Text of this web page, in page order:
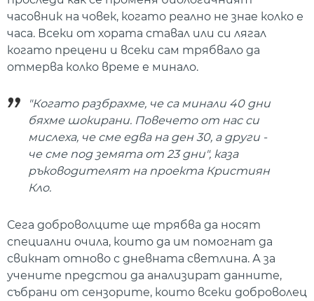
часовник на човек, когато реално не знае колко е
часа. Всеки от хората ставал или си лягал
когато прецени и всеки сам трябвало да
отмерва колко време е минало.
"Когато разбрахме, че са минали 40 дни
бяхме шокирани. Повечето от нас си
мислеха, че сме едва на ден 30, а други -
че сме под земята от 23 дни", каза
ръководителят на проекта Кристиян
Кло.
Сега доброволците ще трябва да носят
специални очила, които да им помогнат да
свикнат отново с дневната светлина. А за
учените предстои да анализират данните,
събрани от сензорите, които всеки доброволец